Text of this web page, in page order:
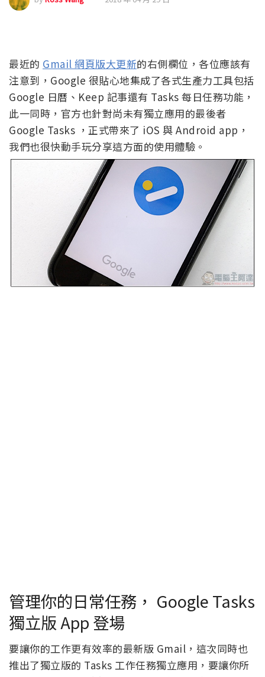
最近的 Gmail 網頁版大更新的右側欄位，各位應該有
注意到，Google 很貼心地集成了各式生產力工具包括
Google 日曆、Keep 記事還有 Tasks 每日任務功能，
此一同時，官方也針對尚未有獨立應用的最後者
Google Tasks ，正式帶來了 iOS 與 Android app，
我們也很快動手玩分享這方面的使用體驗。
管理你的日常任務， Google Tasks
獨立版 App 登場
要讓你的工作更有效率的最新版 Gmail，這次同時也
推出了獨立版的 Tasks 工作任務獨立應用，要讓你所